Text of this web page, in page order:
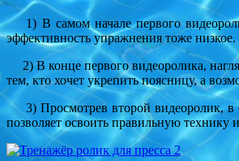
1) В самом начале первого
эффективность упражнения тоже
2) В конце первого видеоролика,
тем, кто хочет укрепить поясницу, а
3) Просмотрев второй видеоролик, в
позволяет освоить правильную технику